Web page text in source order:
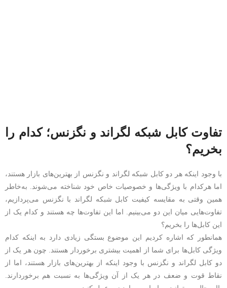
تفاوت کابل شبکه لگراند و نگزنس؛ کدام را
بخریم؟
با وجود اینکه هر دو کابل شبکه لگراند و نگزنس از بهترین‌های بازار هستند،
اما هرکدام با ویژگی‌ها و خصوصیات خاص خود شناخته می‌شوند. به‌خاطر
همین وقتی به مقایسه کیفیت کابل شبکه لگراند با نگزنس می‌پردازیم،
تفاوت‌هایی میان این دو می‌بینیم. اما این تفاوت‌ها چه هستند و کدام یک از
این کابل‌ها را بخریم؟
همانطور که اشاره کردیم این موضوع بستگی زیادی دارد به اینکه کدام
ویژگی کابل‌ها برای شما از اهمیت بیشتری برخوردار هستند. چون هر یک از
دو کابل لگراند و نگزنس با وجود اینکه از بهترین‌های بازار هستند، اما از
نقاط قوت و ضعف در هر یک از آن ویژگی‌ها به نسبت هم برخوردارند.